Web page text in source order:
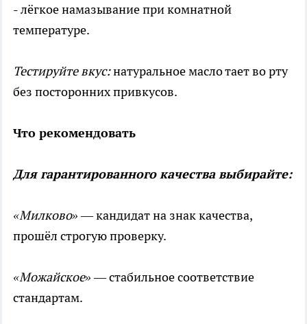
- лёгкое намазывание при комнатной
температуре.
Тестируйте вкус:натуральное масло тает во рту
без посторонних привкусов.
Что рекомендовать
Для гарантированного качества выбирайте:
«Милково»— кандидат на знак качества,
прошёл строгую проверку.
«Можайское»— стабильное соответствие
стандартам.